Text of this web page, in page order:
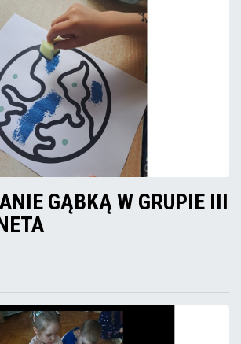
GĄBKĄ W GRUPIE III